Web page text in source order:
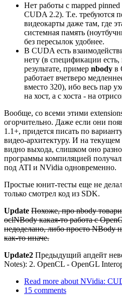
Нет работы с mapped
CUDA 2.2). Т.е. требуются
видеокарты даже там, где
системная память
без пересылок удобнее.
В CUDA есть
нету (в спецификации
результате, пример nbody в
работает вчетверо
вместо 320), ибо весь пар
на хост, а с хоста - на
Вообще, со всеми этими
огорчительно. Даже если они
1.1+, придется писать по
видео-архитектуру. И на текущем
видно выхода, слишком оно
программы компиляцией
под ATI и NVidia одновременно.
Простые юнит-тесты еще не
только смотрел код из SDK.
Update Похоже, про nbody
oclNBody какая-то работа с
недоделано, либо просто NBody
как-то иначе.
Update2 Предыдущий апдейт
Notes): 2. OpenCL - OpenGL
Read more about NVidia:
15 comments